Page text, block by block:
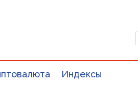
Индексы